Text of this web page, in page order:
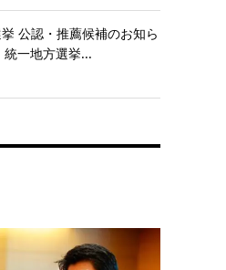
公認・推薦候補のお知ら
一地方選挙...